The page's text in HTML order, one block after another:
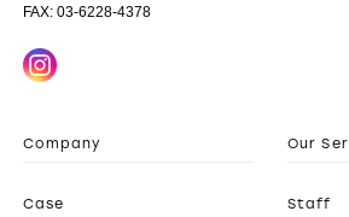
FAX: 03-6228-4378
Company Our
Case Staff